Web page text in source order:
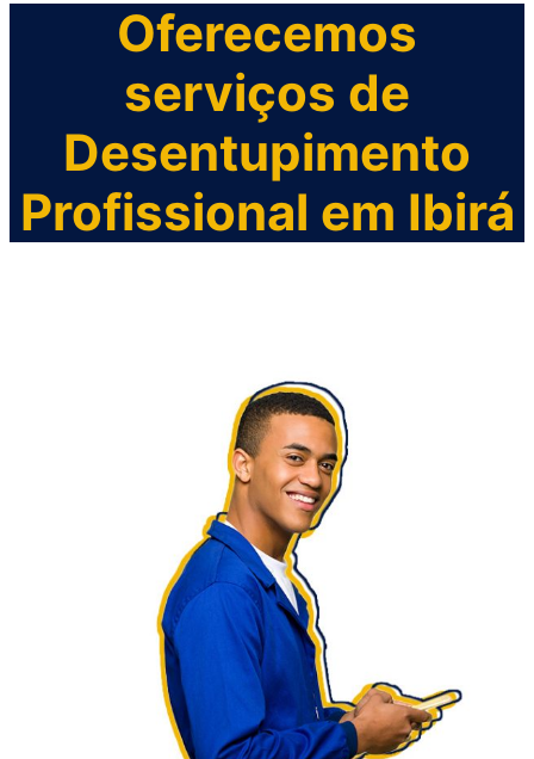
Oferecemos
serviços de
Desentupimento
Profissional em Ibirá